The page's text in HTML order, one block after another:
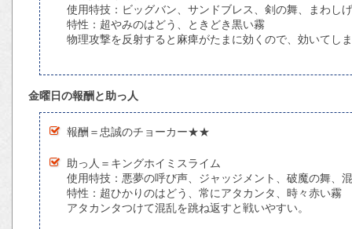
使用特技：ビッグバン、サンドブレス、剣の舞、まわし
特性：超やみのはどう、ときどき黒い霧
物理攻撃を反射すると麻痺がたまに効くので、効いてし
金曜日の報酬と助っ人
報酬＝忠誠のチョーカー★★
助っ人＝キングホイミスライム
使用特技：悪夢の呼び声、ジャッジメント、破魔の舞、
特性：超ひかりのはどう、常にアタカンタ、時々赤い霧
アタカンタつけて混乱を跳ね返すと戦いやすい。